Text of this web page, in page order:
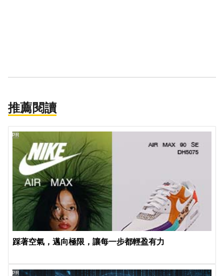
推薦閱讀
踩著空氣，邁向極限，讓每一步都輕盈有力
PR
PR